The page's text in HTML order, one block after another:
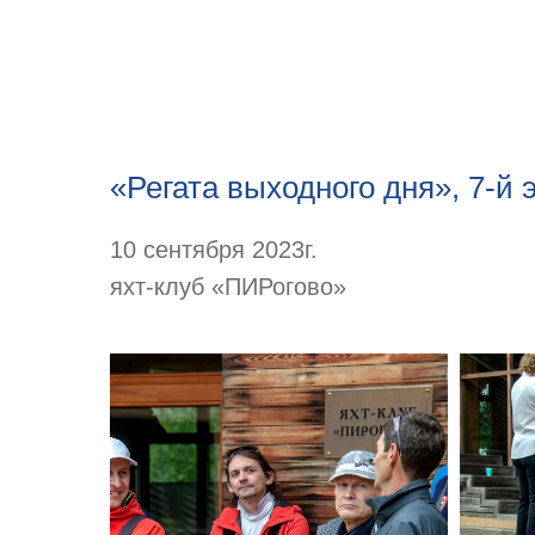
«Регата выходного дня», 7-й
10 сентября 2023г.
яхт-клуб «ПИРогово»